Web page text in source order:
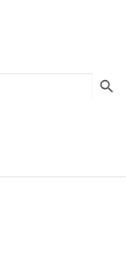
Search Button